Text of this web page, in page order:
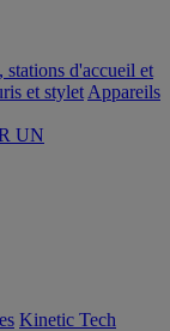
stations d'accueil et
et stylet Appareils
UN
Kinetic Tech